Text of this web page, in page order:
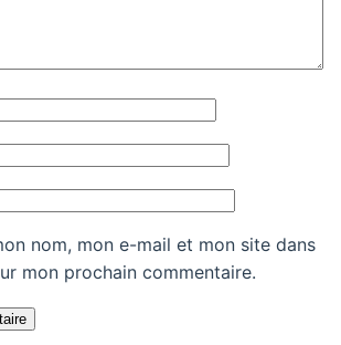
nom, mon e-mail et mon site dans
mon prochain commentaire.